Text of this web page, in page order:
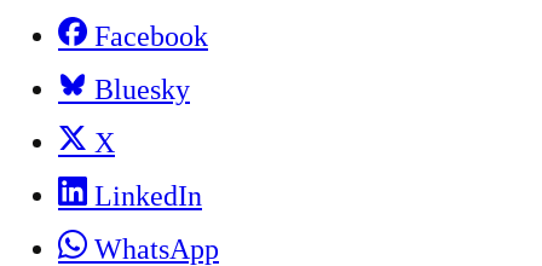
Facebook
Bluesky
X
LinkedIn
WhatsApp